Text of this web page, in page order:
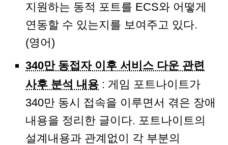
지원하는 동적 포트를 ECS와 어떻게
연동할 수 있는지를 보여주고 있다.
(영어)
340만 동접자 이후 서비스 다운 관련
사후 분석 내용 : 게임 포트나이트가
340만 동시 접속을 이루면서 겪은 장애
내용을 정리한 글이다. 포트나이트의
설계내용과 관계없이 각 부분의